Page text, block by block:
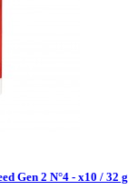
Gen 2 N°4 - x10 / 32 g